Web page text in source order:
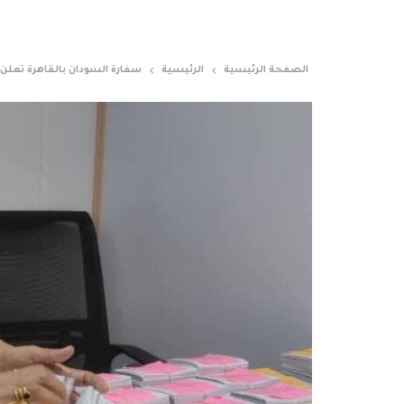
الصفحة الرئيسية الرئيسية سفارة السودان بالقاهرة تعلن 20 ألف بطاقة علاجية